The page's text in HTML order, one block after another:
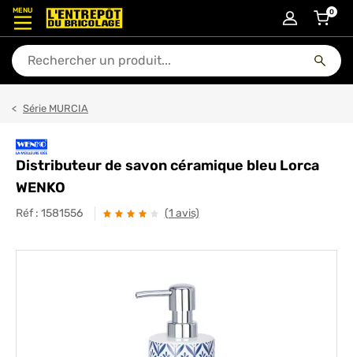
MENU
En quoi puis-je vous aider ?
0article
Série MURCIA
Distributeur de savon céramique bleu Lorca
WENKO
Réf : 1581556 (1 avis)